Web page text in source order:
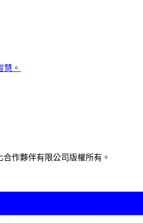
慧。​​
作夥伴有限公司版權所有。​​